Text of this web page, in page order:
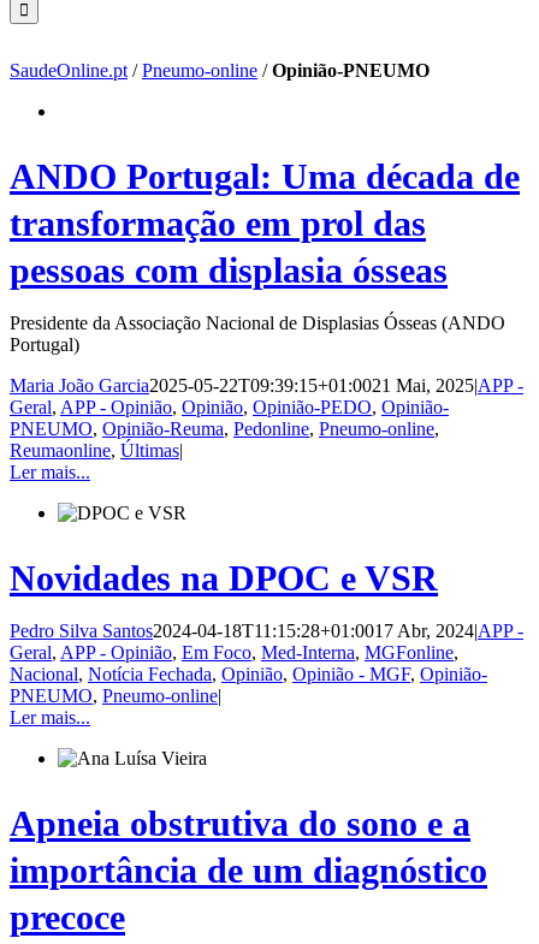
SaudeOnline.pt /Pneumo-online /Opinião-PNEUMO
ANDO Portugal: Uma década de
transformação em prol das
pessoas com displasia ósseas
Presidente da Associação Nacional de Displasias Ósseas (ANDO
Portugal)
Maria João Garcia2025-05-22T09:39:15+01:0021 Mai, 2025|APP -
Geral, APP - Opinião, Opinião, Opinião-PEDO, Opinião-
PNEUMO, Opinião-Reuma, Pedonline, Pneumo-online,
Reumaonline, Últimas|
Ler mais...
Novidades na DPOC e VSR
Pedro Silva Santos2024-04-18T11:15:28+01:0017 Abr, 2024|APP -
Geral, APP - Opinião, Em Foco, Med-Interna, MGFonline,
Nacional, Notícia Fechada, Opinião, Opinião - MGF, Opinião-
PNEUMO, Pneumo-online|
Ler mais...
Apneia obstrutiva do sono e a
importância de um diagnóstico
precoce